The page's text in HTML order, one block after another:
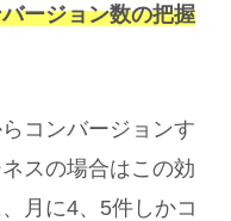
ージョン数の把握
コンバージョンす
スの場合はこの効
月に4、5件しかコ